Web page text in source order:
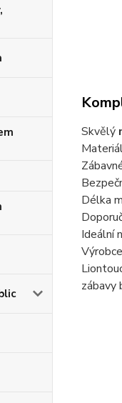
Skvělý
Délka
Ideální
zábavy